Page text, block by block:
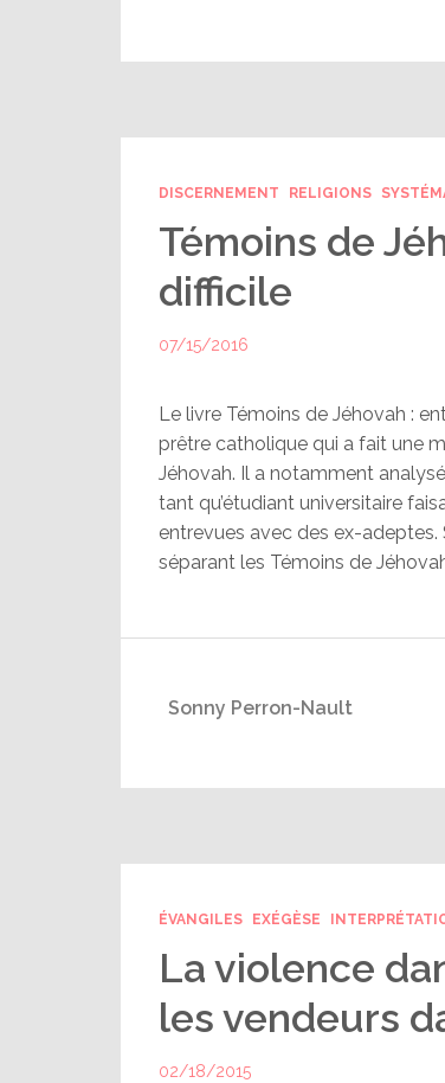
DISCERNEMENT RELIGIONS
Témoins de
difficile
07/15/2016
Le livre Témoins de Jéhovah :
prêtre catholique qui a fait une
Jéhovah. Il a notamment
tant qu’étudiant universitaire
entrevues avec des ex-
séparant les Témoins de
Sonny Perron-Nault
ÉVANGILES EXÉGÈSE
La violence
les vendeurs
02/18/2015